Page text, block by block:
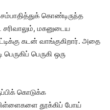
கொண்டிருந்த
சரிவாலும், மகனுடைய
கடன் வாங்குகிறார். அதை
பெருகிப் பெருகி ஒரு
கொடுக்க
தூக்கிப் போய்